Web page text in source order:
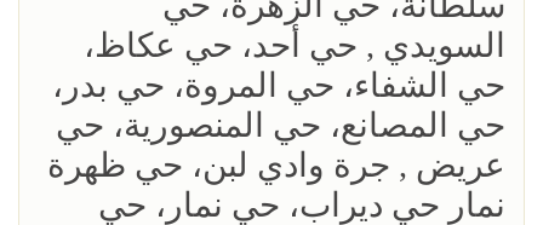
السويدي , حي أحد، حي عكاظ،
حي الشفاء، حي المروة، حي بدر،
حي المصانع، حي المنصورية، حي
عريض , جرة وادي لبن، حي ظهرة
نمار حي ديراب، حي نمار، حي